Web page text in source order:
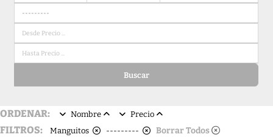
Buscar
ORDENAR: Nombre Precio
FILTROS: Manguitos --------- Borrar Todos